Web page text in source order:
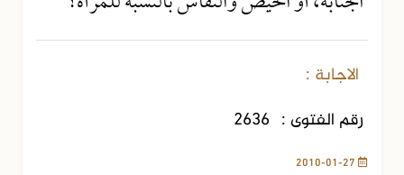
الاجابة :
رقم الفتوى : 2636